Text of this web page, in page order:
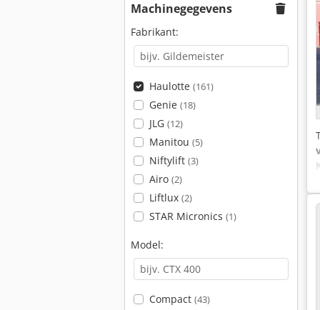
Machinegegevens
Fabrikant:
Haulotte (161)
Genie (18)
JLG (12)
Manitou (5)
Niftylift (3)
Airo (2)
Liftlux (2)
STAR Micronics (1)
Model:
Compact (43)